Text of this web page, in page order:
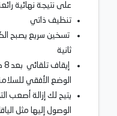
على نتيجة نهائية
تنظيف ذاتي
ثانية
الوضع الأفقي
يتيح لك إزالة أصعب
الوصول إليها مثل